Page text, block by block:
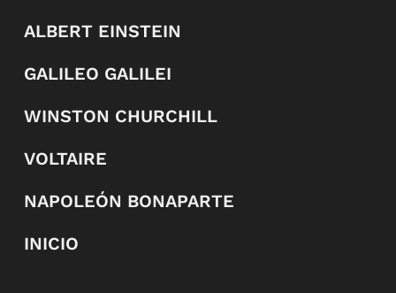
ALBERT EINSTEIN
GALILEO GALILEI
WINSTON CHURCHILL
VOLTAIRE
NAPOLEÓN BONAPARTE
INICIO